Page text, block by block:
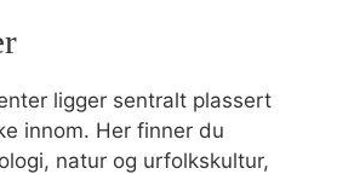
ligger sentralt plassert
innom. Her finner du
natur og urfolkskultur,